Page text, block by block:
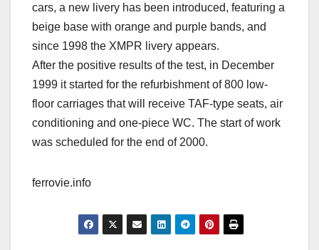
cars, a new livery has been introduced, featuring a
beige base with orange and purple bands, and
since 1998 the XMPR livery appears.
After the positive results of the test, in December
1999 it started for the refurbishment of 800 low-
floor carriages that will receive TAF-type seats, air
conditioning and one-piece WC. The start of work
was scheduled for the end of 2000.
ferrovie.info